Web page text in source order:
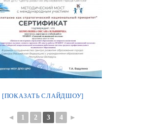
[ПОКАЗАТЬ СЛАЙДШОУ]
◄ 1 2 3 4 ►